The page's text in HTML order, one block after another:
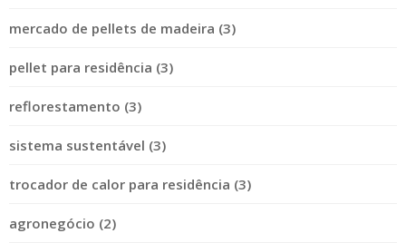
mercado de pellets de madeira (3)
pellet para residência (3)
reflorestamento (3)
sistema sustentável (3)
trocador de calor para residência (3)
agronegócio (2)